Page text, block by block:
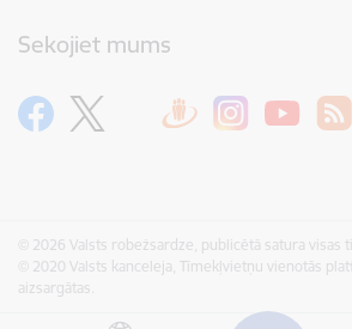
Sekojiet mums
© 2026 Valsts robežsardze, publicētā satura visas
© 2020 Valsts kanceleja, Tīmekļvietņu vienotās
aizsargātas.